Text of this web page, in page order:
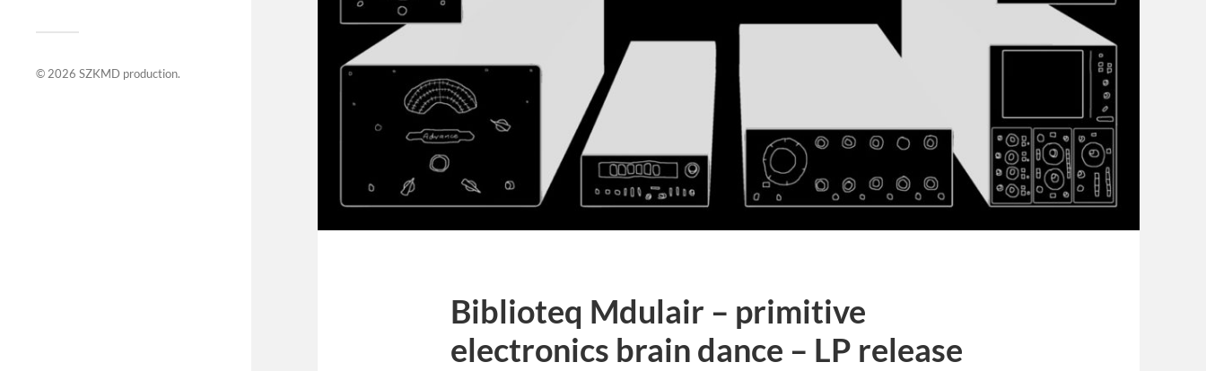
© 2026 SZKMD production.
Biblioteq Mdulair – primitive
electronics brain dance – LP release